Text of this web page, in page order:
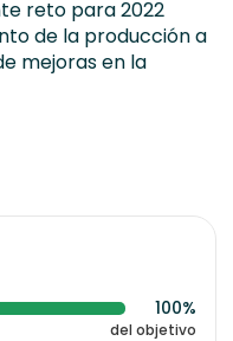
reto para 2022
de la producción a
mejoras en la
100%
del objetivo